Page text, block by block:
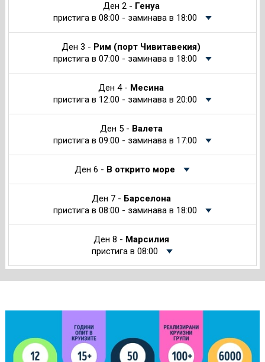
Ден 2 - Генуа
пристига в 08:00 - заминава в 18:00
Ден 3 - Рим (порт Чивитавекия)
пристига в 07:00 - заминава в 18:00
Ден 4 - Месина
пристига в 12:00 - заминава в 20:00
Ден 5 - Валета
пристига в 09:00 - заминава в 17:00
Ден 6 - В открито море
Ден 7 - Барселона
пристига в 08:00 - заминава в 18:00
Ден 8 - Марсилия
пристига в 08:00